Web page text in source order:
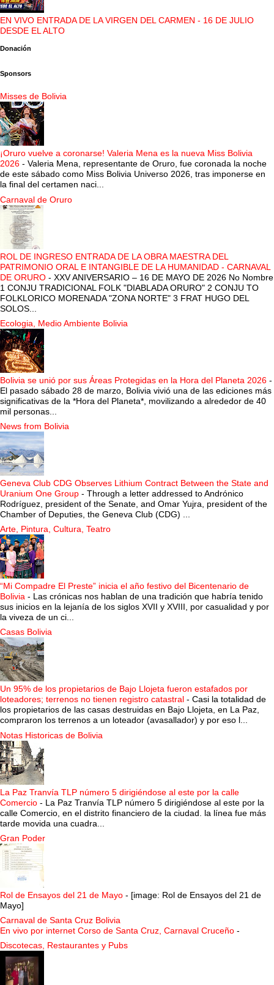
EN VIVO ENTRADA DE LA VIRGEN DEL CARMEN - 16 DE JULIO
DESDE EL ALTO
Donación
Sponsors
Misses de Bolivia
¡Oruro vuelve a coronarse! Valeria Mena es la nueva Miss Bolivia
2026 - Valeria Mena, representante de Oruro, fue coronada la noche
de este sábado como Miss Bolivia Universo 2026, tras imponerse en
la final del certamen naci...
Carnaval de Oruro
ROL DE INGRESO ENTRADA DE LA OBRA MAESTRA DEL
PATRIMONIO ORAL E INTANGIBLE DE LA HUMANIDAD - CARNAVAL
DE ORURO - XXV ANIVERSARIO – 16 DE MAYO DE 2026 No Nombre
1 CONJU TRADICIONAL FOLK "DIABLADA ORURO" 2 CONJU TO
FOLKLORICO MORENADA "ZONA NORTE" 3 FRAT HUGO DEL
SOLOS...
Ecologia, Medio Ambiente Bolivia
Bolivia se unió por sus Áreas Protegidas en la Hora del Planeta 2026 -
El pasado sábado 28 de marzo, Bolivia vivió una de las ediciones más
significativas de la *Hora del Planeta*, movilizando a alrededor de 40
mil personas...
News from Bolivia
Geneva Club CDG Observes Lithium Contract Between the State and
Uranium One Group - Through a letter addressed to Andrónico
Rodríguez, president of the Senate, and Omar Yujra, president of the
Chamber of Deputies, the Geneva Club (CDG) ...
Arte, Pintura, Cultura, Teatro
“Mi Compadre El Preste” inicia el año festivo del Bicentenario de
Bolivia - Las crónicas nos hablan de una tradición que habría tenido
sus inicios en la lejanía de los siglos XVII y XVIII, por casualidad y por
la viveza de un ci...
Casas Bolivia
Un 95% de los propietarios de Bajo Llojeta fueron estafados por
loteadores; terrenos no tienen registro catastral - Casi la totalidad de
los propietarios de las casas destruidas en Bajo Llojeta, en La Paz,
compraron los terrenos a un loteador (avasallador) y por eso l...
Notas Historicas de Bolivia
La Paz Tranvía TLP número 5 dirigiéndose al este por la calle
Comercio - La Paz Tranvía TLP número 5 dirigiéndose al este por la
calle Comercio, en el distrito financiero de la ciudad. la línea fue más
tarde movida una cuadra...
Gran Poder
Rol de Ensayos del 21 de Mayo - [image: Rol de Ensayos del 21 de
Mayo]
Carnaval de Santa Cruz Bolivia
En vivo por internet Corso de Santa Cruz, Carnaval Cruceño -
Discotecas, Restaurantes y Pubs